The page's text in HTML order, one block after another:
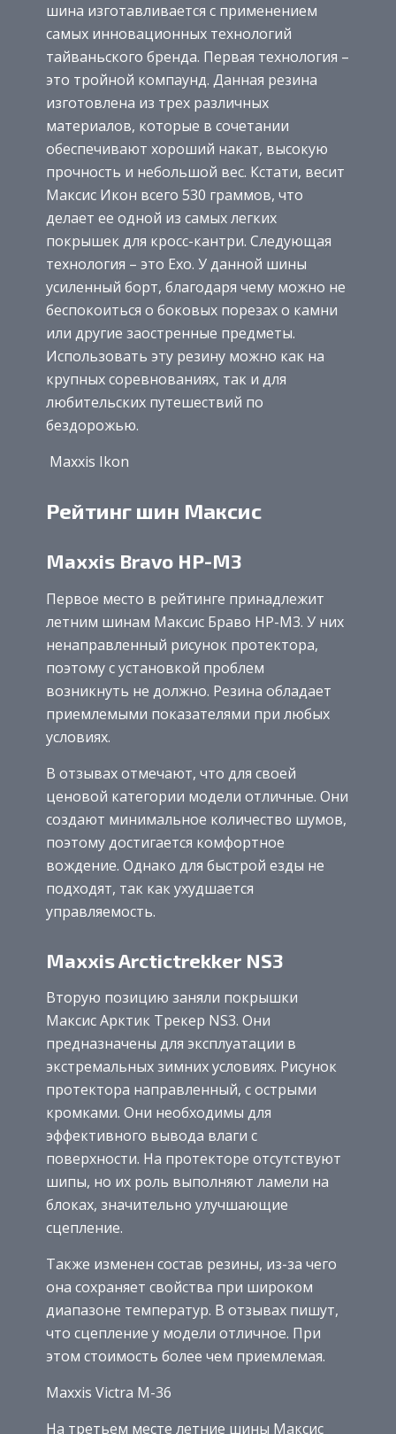
шина изготавливается с применением
самых инновационных технологий
тайваньского бренда. Первая технология –
это тройной компаунд. Данная резина
изготовлена из трех различных
материалов, которые в сочетании
обеспечивают хороший накат, высокую
прочность и небольшой вес. Кстати, весит
Максис Икон всего 530 граммов, что
делает ее одной из самых легких
покрышек для кросс-кантри. Следующая
технология – это Exo. У данной шины
усиленный борт, благодаря чему можно не
беспокоиться о боковых порезах о камни
или другие заостренные предметы.
Использовать эту резину можно как на
крупных соревнованиях, так и для
любительских путешествий по
бездорожью.
Maxxis Ikon
Рейтинг шин Максис
Maxxis Bravo HP-M3
Первое место в рейтинге принадлежит
летним шинам Максис Браво HP-M3. У них
ненаправленный рисунок протектора,
поэтому с установкой проблем
возникнуть не должно. Резина обладает
приемлемыми показателями при любых
условиях.
В отзывах отмечают, что для своей
ценовой категории модели отличные. Они
создают минимальное количество шумов,
поэтому достигается комфортное
вождение. Однако для быстрой езды не
подходят, так как ухудшается
управляемость.
Maxxis Arctictrekker NS3
Вторую позицию заняли покрышки
Максис Арктик Трекер NS3. Они
предназначены для эксплуатации в
экстремальных зимних условиях. Рисунок
протектора направленный, с острыми
кромками. Они необходимы для
эффективного вывода влаги с
поверхности. На протекторе отсутствуют
шипы, но их роль выполняют ламели на
блоках, значительно улучшающие
сцепление.
Также изменен состав резины, из-за чего
она сохраняет свойства при широком
диапазоне температур. В отзывах пишут,
что сцепление у модели отличное. При
этом стоимость более чем приемлемая.
Maxxis Victra M-36
На третьем месте летние шины Максис